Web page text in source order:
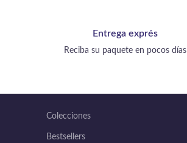
Entrega exprés
Reciba su paquete en pocos días
Colecciones
Bestsellers